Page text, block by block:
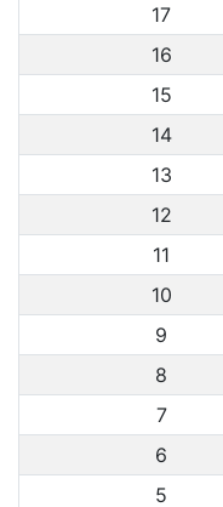
17
16
15
14
13
12
11
10
9
8
7
6
5